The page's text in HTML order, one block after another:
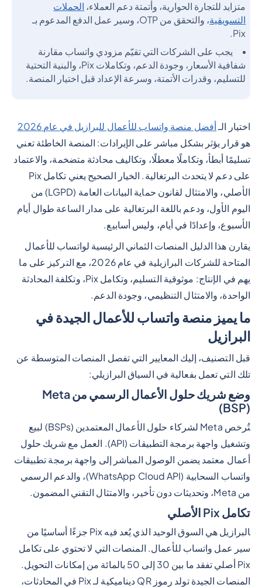
متزايد للتجارة الحوارية، وأتمتة دعم العملاء، الحملات
التسويقية
، والتحقق من OTP، وسير عمل الدفع المدعوم بـ
Pix.
يجب على الشركات التي تقيّم مزودي واتساب مقارنة
شفافية الأسعار، وجودة الدعم، وتكاملات Pix، والبنية التحتية
للتسليم، وقدرات الأتمتة، وسرعة الإعداد قبل اختيار المنصة.
اختيار الـأفضل منصة واتساب للأعمال للبرازيل في عام 2026
هو قرار يؤثر بشكل مباشر على الإيرادات: المنصة الخاطئة تعني
تسليمًا أبطأ، وتكاملًا معطلًا، وتكاليف محادثة متضخمة، والاعتماد
على دعم لا يتحدث البرتغالية. الخيار الصحيح يعني تكامل Pix
الأصلي، والامتثال لقانون حماية البيانات العامة (LGPD) من
اليوم الأول، ودعم باللغة البرتغالية على مدار الساعة طوال أيام
الأسبوع، وإعدادًا في أيام، وليس أسابيع.
يقارن هذا الدليل المنصات الثماني الرئيسية لواتساب للأعمال
المتاحة للشركات البرازيلية في عام 2026، مع التركيز على ما
يهم في الإنتاج: موثوقية التسليم، وتكامل Pix، وتكلفة المحادثة
الواحدة، والامتثال التنظيمي، وجودة الدعم.
ما يميز منصة واتساب للأعمال الجيدة في
البرازيل
قبل التصنيف، إليك المعايير التي تفصل المنصات المتوسطة عن
تلك التي تعمل بفعالية في السياق البرازيلي:
وضع شريك حلول الأعمال الرسمي من Meta
(BSP)
تُرخص Meta لشركاء حلول الأعمال المعتمدين (BSPs) لبيع
وتشغيل واجهة برمجة التطبيقات (API). العمل مع شريك حلول
أعمال معتمد يضمن الوصول المباشر إلى واجهة برمجة تطبيقات
واتساب السحابية (WhatsApp Cloud API)، والدعم الرسمي
من Meta، وتحديثات دون تأخير، والامتثال التقني المضمون.
تكامل Pix الأصلي
البرازيل هي السوق الوحيد الذي يُعد فيه Pix جزءًا أساسيًا من
سير عمل واتساب للأعمال. المنصات التي لا تحتوي على تكامل
Pix أصلي تفقد ما بين 30 إلى 50 بالمائة من إمكانات التحويل.
المنصات الجيدة تولد رموز QR ديناميكية لـ Pix في المحادثات،